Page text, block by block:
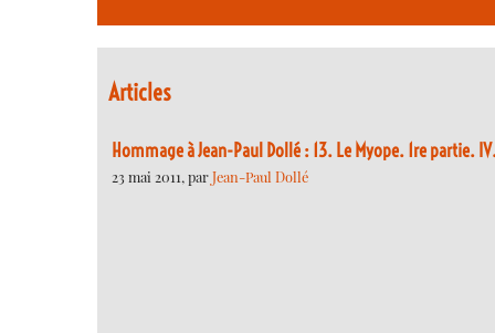
Articles
Hommage à Jean-Paul Dollé : 13. Le Myope. 1re partie.
23 mai 2011, parJean-Paul Dollé